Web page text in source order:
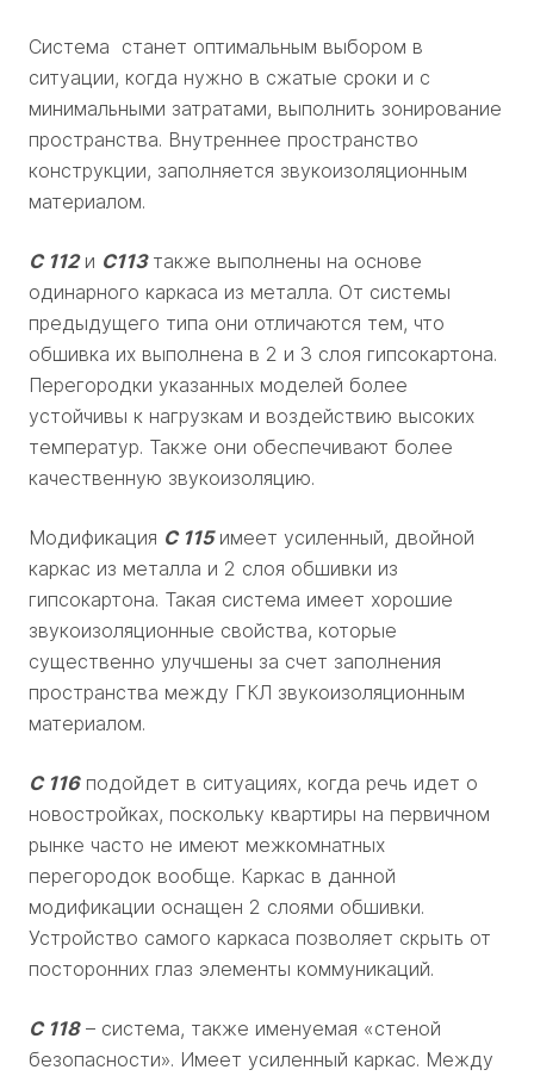
Система станет оптимальным выбором в
ситуации, когда нужно в сжатые сроки и с
минимальными затратами, выполнить зонирование
пространства. Внутреннее пространство
конструкции, заполняется звукоизоляционным
материалом.
С 112и С113 также выполнены на основе
одинарного каркаса из металла. От системы
предыдущего типа они отличаются тем, что
обшивка их выполнена в 2 и 3 слоя гипсокартона.
Перегородки указанных моделей более
устойчивы к нагрузкам и воздействию высоких
температур. Также они обеспечивают более
качественную звукоизоляцию.
Модификация С 115имеет усиленный, двойной
каркас из металла и 2 слоя обшивки из
гипсокартона. Такая система имеет хорошие
звукоизоляционные свойства, которые
существенно улучшены за счет заполнения
пространства между ГКЛ звукоизоляционным
материалом.
С 116подойдет в ситуациях, когда речь идет о
новостройках, поскольку квартиры на первичном
рынке часто не имеют межкомнатных
перегородок вообще. Каркас в данной
модификации оснащен 2 слоями обшивки.
Устройство самого каркаса позволяет скрыть от
посторонних глаз элементы коммуникаций.
С 118– система, также именуемая «стеной
безопасности». Имеет усиленный каркас. Между